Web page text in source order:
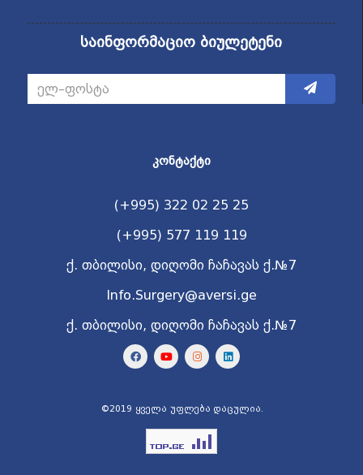
საინფორმაციო ბიულეტენი
ᲙᲝᲜᲢᲐᲥᲢᲘ
(+995) 322 02 25 25
(+995) 577 119 119
ქ. თბილისი, დიღომი ჩაჩავას ქ.№7
Info.Surgery@aversi.ge
ქ. თბილისი, დიღომი ჩაჩავას ქ.№7
©2019 ყველა უფლება დაცულია.